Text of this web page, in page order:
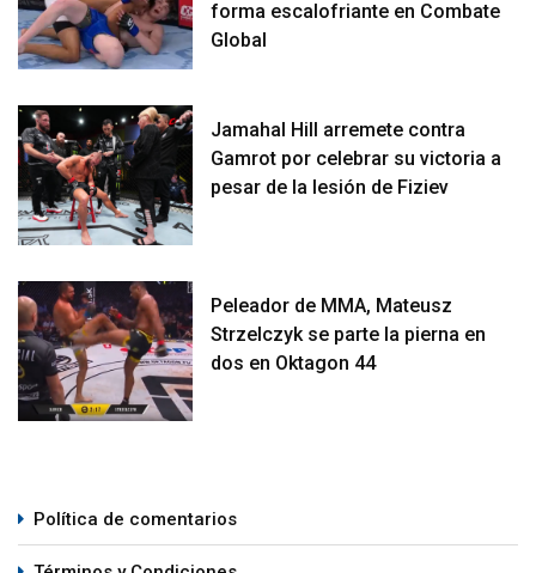
forma escalofriante en Combate
Global
Jamahal Hill arremete contra
Gamrot por celebrar su victoria a
pesar de la lesión de Fiziev
Peleador de MMA, Mateusz
Strzelczyk se parte la pierna en
dos en Oktagon 44
Política de comentarios